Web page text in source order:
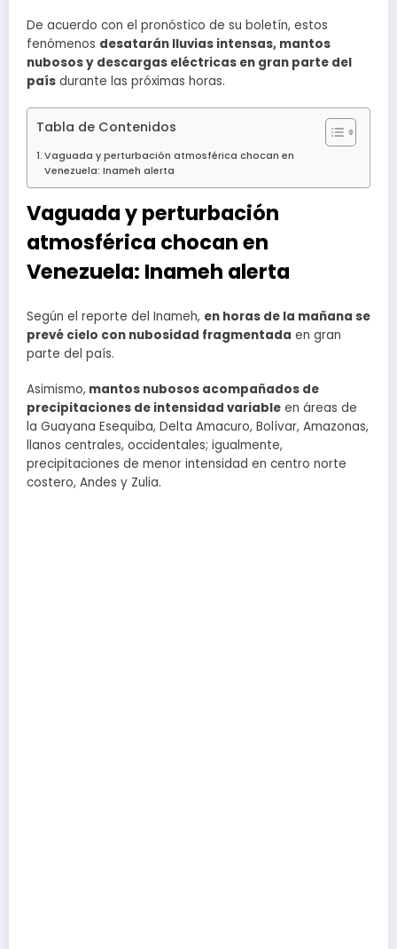
De acuerdo con el pronóstico de su boletín, estos
fenómenos desatarán lluvias intensas, mantos
nubosos y descargas eléctricas en gran parte del
país durante las próximas horas.
Tabla de Contenidos
Vaguada y perturbación atmosférica chocan en
Venezuela: Inameh alerta
Vaguada y perturbación
atmosférica chocan en
Venezuela: Inameh alerta
Según el reporte del Inameh, en horas de la mañana se
prevé cielo con nubosidad fragmentada en gran
parte del país.
Asimismo, mantos nubosos acompañados de
precipitaciones de intensidad variable en áreas de
la Guayana Esequiba, Delta Amacuro, Bolívar, Amazonas,
llanos centrales, occidentales; igualmente,
precipitaciones de menor intensidad en centro norte
costero, Andes y Zulia.